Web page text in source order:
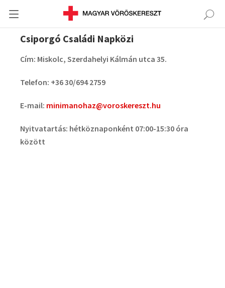
Csiporgó Családi Napközi
Cím: Miskolc, Szerdahelyi Kálmán utca 35.
Telefon: +36 30/694 2759
E-mail: minimanohaz@voroskereszt.hu
Nyitvatartás: hétköznaponként 07:00-15:30 óra
között